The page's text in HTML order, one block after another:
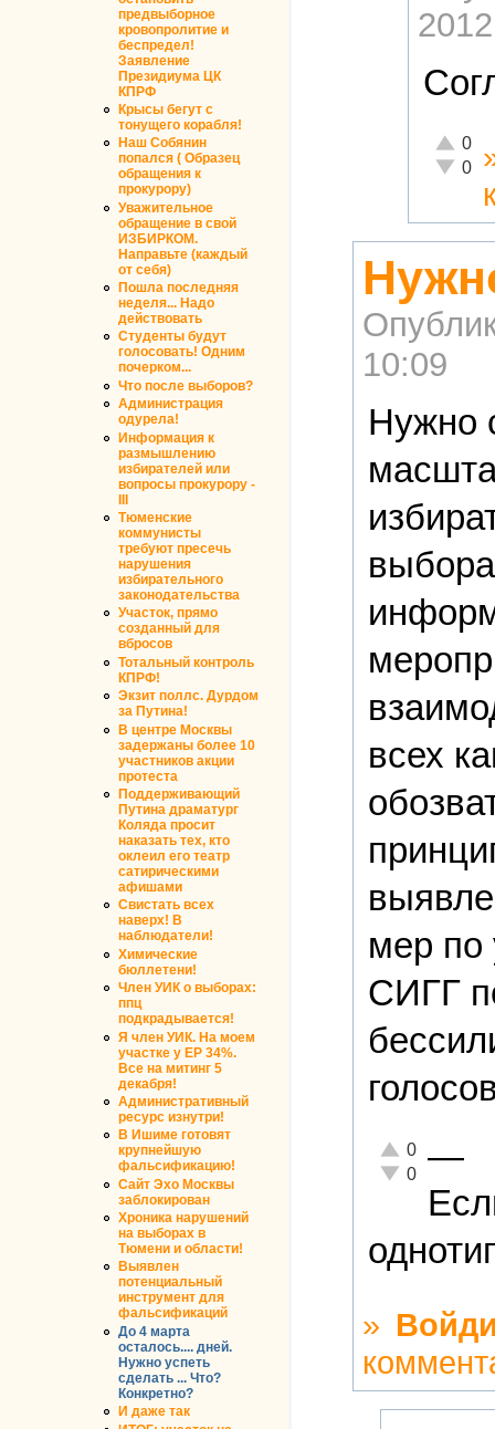
предвыборное
кровопролитие и
беспредел!
Заявление
Президиума ЦК
КПРФ
Крысы бегут с
тонущего корабля!
Наш Собянин
попался ( Образец
обращения к
прокурору)
Уважительное
обращение в свой
ИЗБИРКОМ.
Направьте (каждый
от себя)
Пошла последняя
неделя... Надо
действовать
Студенты будут
голосовать! Одним
почерком...
Что после выборов?
Администрация
одурела!
Информация к
размышлению
избирателей или
вопросы прокурору -
III
Тюменские
коммунисты
требуют пресечь
нарушения
избирательного
законодательства
Участок, прямо
созданный для
вбросов
Тотальный контроль
КПРФ!
Экзит поллс. Дурдом
за Путина!
В центре Москвы
задержаны более 10
участников акции
протеста
Поддерживающий
Путина драматург
Коляда просит
наказать тех, кто
оклеил его театр
сатирическими
афишами
Свистать всех
наверх! В
наблюдатели!
Химические
бюллетени!
Член УИК о выборах:
ппц
подкрадывается!
Я член УИК. На моем
участке у ЕР 34%.
Все на митинг 5
декабря!
Административный
ресурс изнутри!
В Ишиме готовят
крупнейшую
фальсификацию!
Сайт Эхо Москвы
заблокирован
Хроника нарушений
на выборах в
Тюмени и области!
Выявлен
потенциальный
инструмент для
фальсификаций
До 4 марта
осталось.... дней.
Нужно успеть
сделать ... Что?
Конкретно?
И даже так
0
0
10:09
Нужно
всех
мер по
СИГГ
Отлично!
0
Неадекватно!
0 —
»